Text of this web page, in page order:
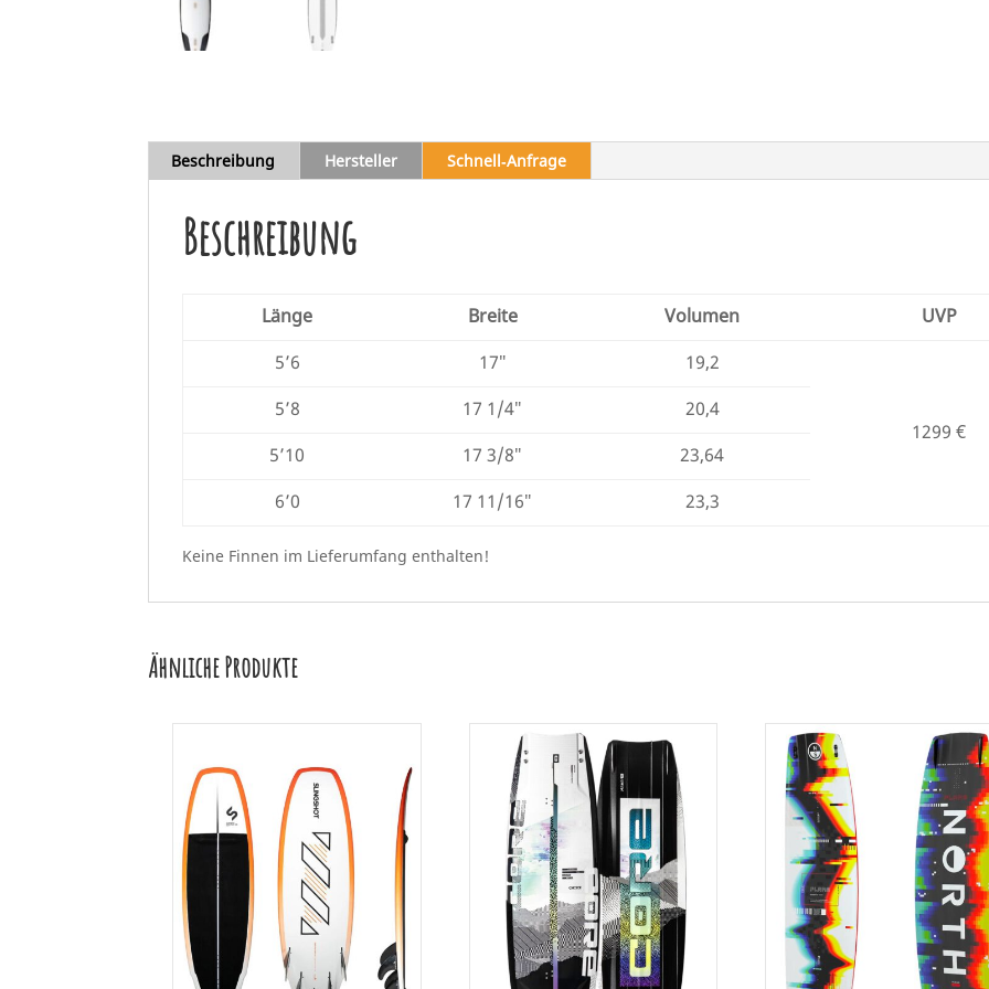
Beschreibung Hersteller Schnell‑Anfrage
Beschreibung
Länge Breite Volumen
UVP
5’6
17″ 19,2
1299 €
5’8 17 1/4″
20,4
5’10
17 3/8″
23,64
6’0
17 11/16″ 23,3
Keine Finnen im Lieferumfang enthalten!
Ähnliche Produkte